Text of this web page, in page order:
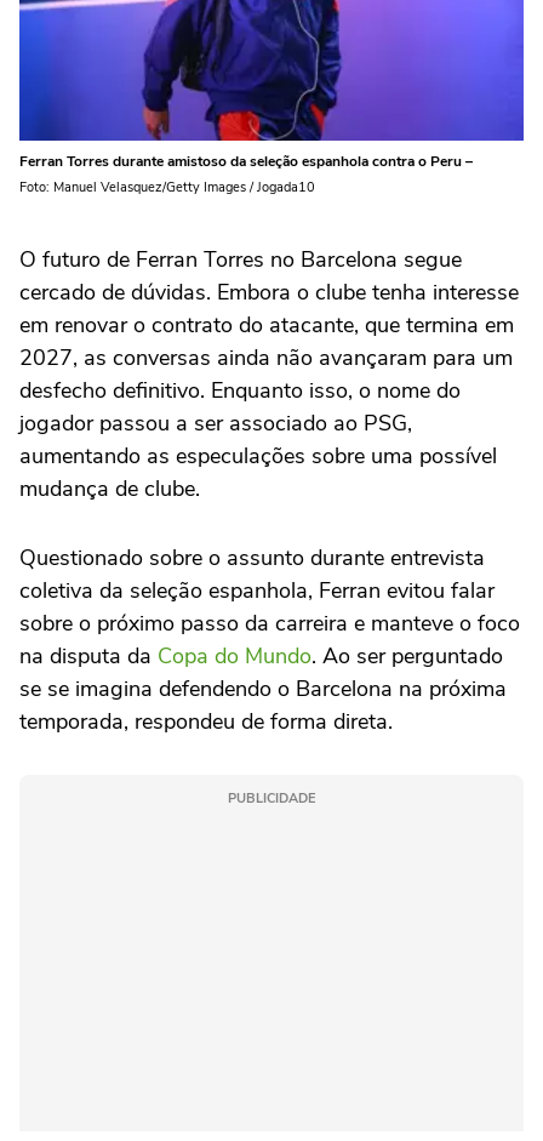
Ferran Torres durante amistoso da seleção espanhola contra o Peru –
Foto: Manuel Velasquez/Getty Images / Jogada10
O futuro de Ferran Torres no Barcelona segue
cercado de dúvidas. Embora o clube tenha interesse
em renovar o contrato do atacante, que termina em
2027, as conversas ainda não avançaram para um
desfecho definitivo. Enquanto isso, o nome do
jogador passou a ser associado ao PSG,
aumentando as especulações sobre uma possível
mudança de clube.
Questionado sobre o assunto durante entrevista
coletiva da seleção espanhola, Ferran evitou falar
sobre o próximo passo da carreira e manteve o foco
na disputa da Copa do Mundo. Ao ser perguntado
se se imagina defendendo o Barcelona na próxima
temporada, respondeu de forma direta.
PUBLICIDADE